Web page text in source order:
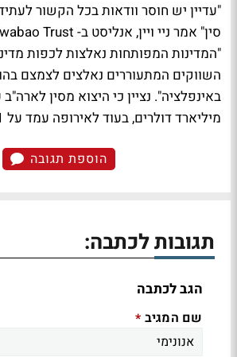
"עדיין יש חוסר וודאות בכל הקשור
"המדינות המפותחות נאלצות לכפות
השווקים המתעוררים נאלצים לצמצם
מיליארד דולרים, בעוד לאירופה עמד על 35.1 מיליארד.
הוספת תגובה
תגובות לכתבה:
הגב לכתבה
שם המגיב *